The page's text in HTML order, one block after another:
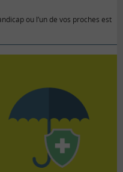
ou l’un de vos proches est